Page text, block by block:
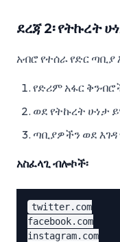
ደረጃ 2፡ የትኩረት
አብሮ የተሰራ የድር ጣቢያ
የድሪም አፋር
ወደ የትኩረት ሁነታ
ጣቢያዎችን ወደ እገዳ
አስፈላጊ ብሎኮች፡
twitter.com
facebook.com
instagram.com